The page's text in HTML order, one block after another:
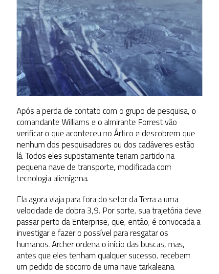
Após a perda de contato com o grupo de pesquisa, o
comandante Williams e o almirante Forrest vão
verificar o que aconteceu no Ártico e descobrem que
nenhum dos pesquisadores ou dos cadáveres estão
lá. Todos eles supostamente teriam partido na
pequena nave de transporte, modificada com
tecnologia alienígena.
Ela agora viaja para fora do setor da Terra a uma
velocidade de dobra 3,9. Por sorte, sua trajetória deve
passar perto da Enterprise, que, então, é convocada a
investigar e fazer o possível para resgatar os
humanos. Archer ordena o início das buscas, mas,
antes que eles tenham qualquer sucesso, recebem
um pedido de socorro de uma nave tarkaleana.